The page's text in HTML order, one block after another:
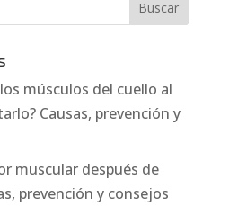
músculos del cuello al
Causas, prevención y
muscular después de
prevención y consejos